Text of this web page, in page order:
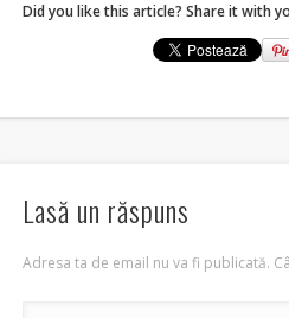
Did you like this article? Share it with
Lasă un răspuns
Adresa ta de email nu va fi publicată.